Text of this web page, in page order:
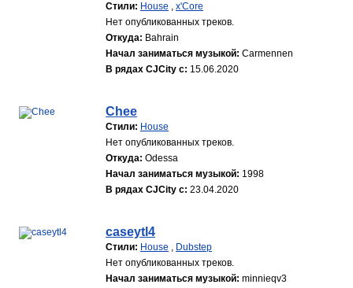
Стили: House , x'Core
Нет опубликованных треков.
Откуда: Bahrain
Начал заниматься музыкой: Carmennen
В рядах CJCity с: 15.06.2020
Chee
Стили: House
Нет опубликованных треков.
Откуда: Odessa
Начал заниматься музыкой: 1998
В рядах CJCity с: 23.04.2020
caseytl4
Стили: House , Dubstep
Нет опубликованных треков.
Начал заниматься музыкой: minnieqv3